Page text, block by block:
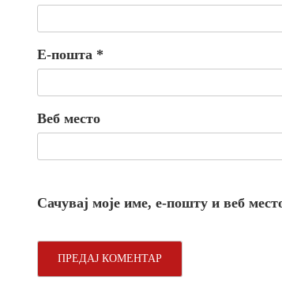
Е-пошта *
Веб место
Сачувај моје име, е-пошту и веб